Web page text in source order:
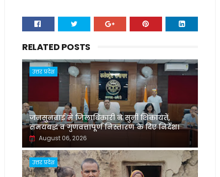
RELATED POSTS
उत्तर प्रदेश
जनसुनवाई में जिलाधिकारी ने सुनीं शिकायतें,
समयबद्ध व गुणवत्तापूर्ण निस्तारण के दिए निर्देश।
August 06, 2026
उत्तर प्रदेश